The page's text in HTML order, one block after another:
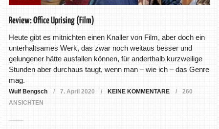
Review: Office Uprising (Film)
Heute gibt es mitnichten einen Knaller von Film, aber doch ein
unterhaltsames Werk, das zwar noch weitaus besser und
gelungener hätte ausfallen können, für anderthalb kurzweilige
Stunden aber durchaus taugt, wenn man – wie ich – das Genre
mag.
Wulf Bengsch 7. April 2020 KEINE KOMMENTARE
260
ANSICHTEN